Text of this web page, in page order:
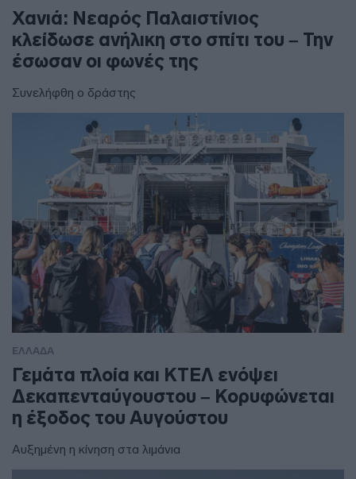
Χανιά: Νεαρός Παλαιστίνιος
κλείδωσε ανήλικη στο σπίτι του – Την
έσωσαν οι φωνές της
Συνελήφθη ο δράστης
ΕΛΛΑΔΑ
Γεμάτα πλοία και ΚΤΕΛ ενόψει
Δεκαπενταύγουστου – Κορυφώνεται
η έξοδος του Αυγούστου
Αυξημένη η κίνηση στα λιμάνια